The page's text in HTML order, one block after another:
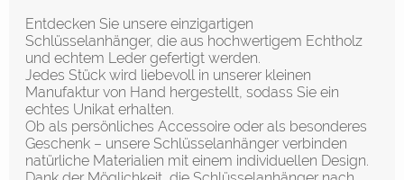
Entdecken Sie unsere einzigartigen
Schlüsselanhänger, die aus hochwertigem Echtholz
und echtem Leder gefertigt werden.
Jedes Stück wird liebevoll in unserer kleinen
Manufaktur von Hand hergestellt, sodass Sie ein
echtes Unikat erhalten.
Ob als persönliches Accessoire oder als besonderes
Geschenk – unsere Schlüsselanhänger verbinden
natürliche Materialien mit einem individuellen Design.